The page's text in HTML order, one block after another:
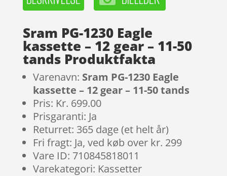
Sram PG-1230 Eagle
kassette – 12 gear – 11-50
tands Produktfakta
Varenavn: Sram PG-1230 Eagle
kassette – 12 gear – 11-50 tands
Pris: Kr. 699.00
Prisgaranti: Ja
Returret: 365 dage (et helt år)
Fri fragt: Ja, ved køb over kr. 299
Vare ID: 710845818011
Varekategori: Kassetter